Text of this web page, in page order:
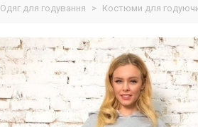
Одяг для годування > Костюми для